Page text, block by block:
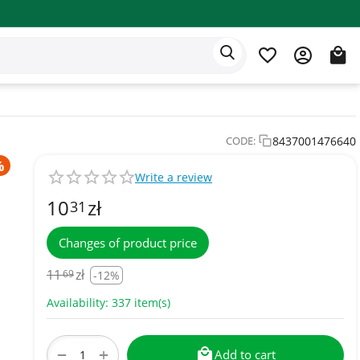
CODE: 8437001476640
Write a review
1031 zł
Changes of product price
1169zł -12%
Availability: 337 item(s)
+
− Add to cart